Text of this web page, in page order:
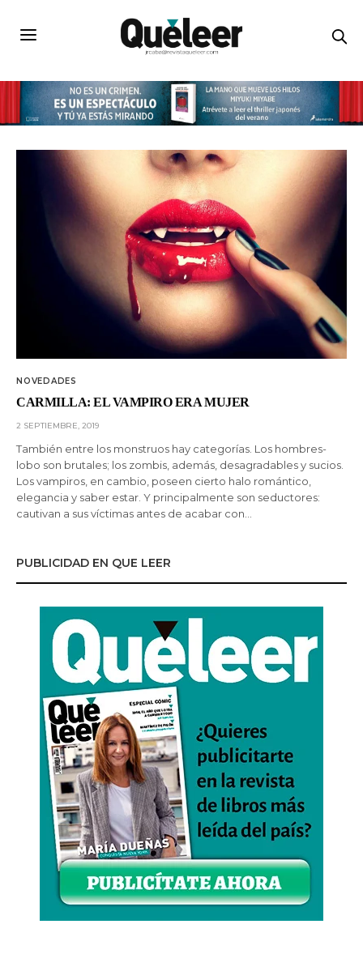
NOVEDADES
CARMILLA: EL VAMPIRO ERA MUJER
2 SEPTIEMBRE, 2019
También entre los monstruos hay categorías. Los hombres-
lobo son brutales; los zombis, además, desagradables y sucios.
Los vampiros, en cambio, poseen cierto halo romántico,
elegancia y saber estar. Y principalmente son seductores:
cautivan a sus víctimas antes de acabar con…
PUBLICIDAD EN QUE LEER